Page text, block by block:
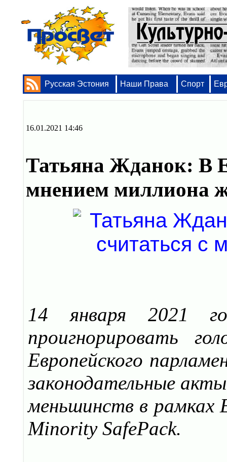
Русская Эстония Наши Права Спорт
16.01.2021 14:46
Татьяна Жданок: В
мнением миллиона
14 января 2021
проигнорировать
Европейского
законодательные
меньшинств в рамках
Minority SafePack.